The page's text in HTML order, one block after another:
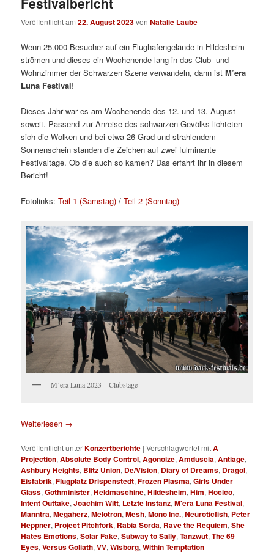
Veröffentlicht am22. August 2023vonNatalie Laube
Wenn 25.000 Besucher auf ein Flughafengelände in Hildesheim
strömen und dieses ein Wochenende lang in das Club- und
Wohnzimmer der Schwarzen Szene verwandeln, dann istM’era
Luna Festival!
Dieses Jahr war es am Wochenende des 12. und 13. August
soweit. Passend zur Anreise des schwarzen Gevölks lichteten
sich die Wolken und bei etwa 26 Grad und strahlendem
Sonnenschein standen die Zeichen auf zwei fulminante
Festivaltage. Ob die auch so kamen? Das erfahrt ihr in diesem
Bericht!
Fotolinks:Teil 1 (Samstag) /Teil 2 (Sonntag)
M’era Luna 2023 – Clubstage
Weiterlesen →
Veröffentlicht unterKonzertberichte |Verschlagwortet mitA
Projection,Absolute Body Control,Agonoize,Amduscia,Antiage,
Ashbury Heights, Blitz Union, De/Vision, Diary of Dreams, Dragol,
Eisfabrik,Flugplatz Drispenstedt,Frozen Plasma,Girls Under
Glass,Gothminister,Heldmaschine,Hildesheim,Him,Hocico,
Intent Outtake,Joachim Witt, Letzte Instanz,M'era Luna Festival,
Manntra,Megaherz,Melotron,Mesh,Mono Inc.,Neuroticfish, Peter
Heppner, Project Pitchfork, Rabia Sorda, Rave the Requiem,She
Hates Emotions,Solar Fake,Subway to Sally,Tanzwut,The 69
Eyes,Versus Goliath,VV,Wisborg,Within Temptation